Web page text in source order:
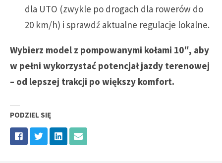
dla UTO (zwykle po drogach dla rowerów do
20 km/h) i sprawdź aktualne regulacje lokalne.
Wybierz model z pompowanymi kołami 10″, aby
w pełni wykorzystać potencjał jazdy terenowej
– od lepszej trakcji po większy komfort.
PODZIEL SIĘ